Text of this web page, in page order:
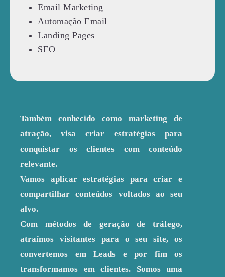
Email Marketing
Automação Email
Landing Pages
SEO
Também conhecido como marketing de
atração, visa criar estratégias para
conquistar os clientes com conteúdo
relevante.
Vamos aplicar estratégias para criar e
compartilhar conteúdos voltados ao seu
alvo.
Com métodos de geração de tráfego,
atraímos visitantes para o seu site, os
convertemos em Leads e por fim os
transformamos em clientes. Somos uma